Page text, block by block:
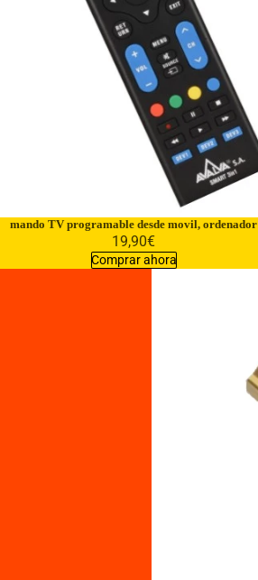
mando TV programable desde movil, ordenador
19,90€
Comprar ahora